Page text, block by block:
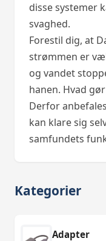
disse systemer
svaghed.
Forestil dig, at
strømmen er
og vandet
hanen. Hvad
Derfor
kan klare sig
samfundets
Kategorier
Adapter